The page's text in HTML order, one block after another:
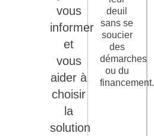
vous
informer
et
vous
aider à
choisir
la
solution
deuil
sans se
soucier
des
démarches
ou du
financement.